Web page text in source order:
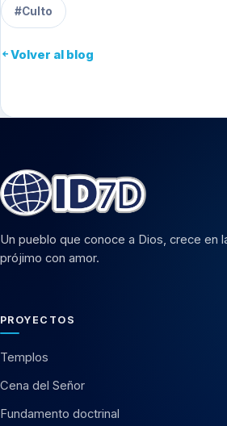
#Culto
Volver al blog
Un pueblo que conoce a Dios, crece en
prójimo con amor.
PROYECTOS
Templos
Cena del Señor
Fundamento doctrinal